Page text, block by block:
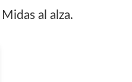
Midas al alza.